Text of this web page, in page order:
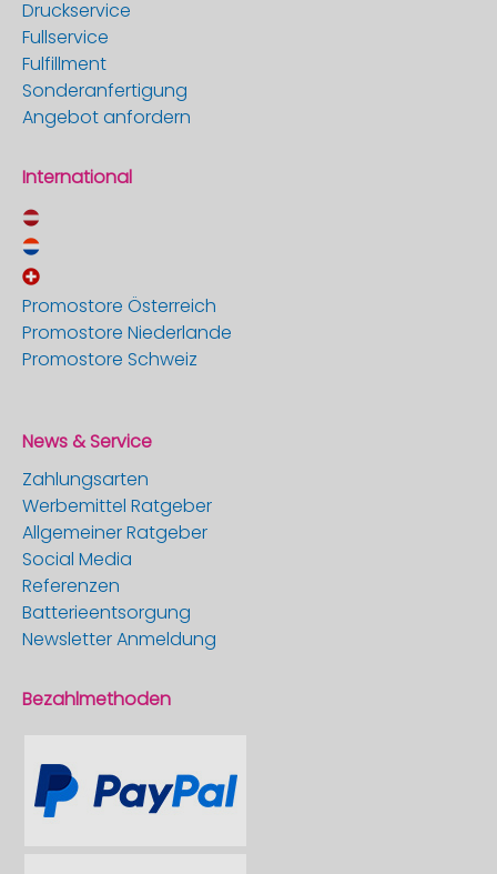
Druckservice
Fullservice
Fulfillment
Sonderanfertigung
Angebot anfordern
International
Promostore Österreich
Promostore Niederlande
Promostore Schweiz
News & Service
Zahlungsarten
Werbemittel Ratgeber
Allgemeiner Ratgeber
Social Media
Referenzen
Batterieentsorgung
Newsletter Anmeldung
Bezahlmethoden